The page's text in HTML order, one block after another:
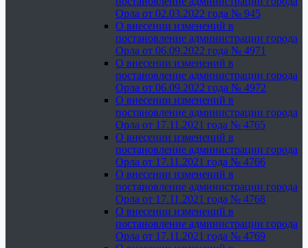
Орла от 02.03.2022 года № 945
О внесении изменений в
постановление администрации города
Орла от 06.09.2022 года № 4971
О внесении изменений в
постановление администрации города
Орла от 06.09.2022 года № 4972
О внесении изменений в
постановление администрации города
Орла от 17.11.2021 года № 4765
О внесении изменений в
постановление администрации города
Орла от 17.11.2021 года № 4766
О внесении изменений в
постановление администрации города
Орла от 17.11.2021 года № 4768
О внесении изменений в
постановление администрации города
Орла от 17.11.2021 года № 4769